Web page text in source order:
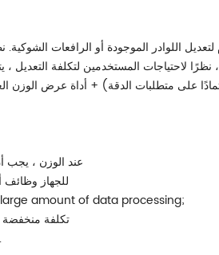
لتعديل اللوادر الموجودة أو الرافعات
، نظرًا لاحتياجات المستخدمين لتكلفة
2 ، اعتمادًا على متطلبات الدقة) + أداة عرض
1) عند الوزن ،
2) للجهاز
amount of data processing;
4) تكلفة
5) هناك عدد قليل من المعلمات